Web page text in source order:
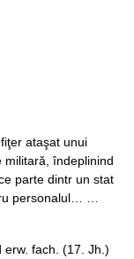
ataşat unui
militară, îndeplinind
parte dintr un stat
personalul… …
fach. (17. Jh.)